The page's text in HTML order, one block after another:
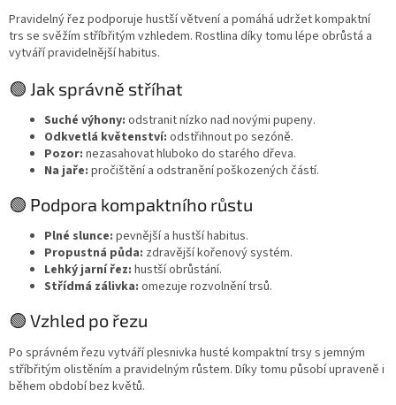
Pravidelný řez podporuje hustší větvení a pomáhá udržet kompaktní
trs se svěžím stříbřitým vzhledem. Rostlina díky tomu lépe obrůstá a
vytváří pravidelnější habitus.
🟢 Jak správně stříhat
Suché výhony: odstranit nízko nad novými pupeny.
Odkvetlá květenství: odstřihnout po sezóně.
Pozor: nezasahovat hluboko do starého dřeva.
Na jaře: pročištění a odstranění poškozených částí.
🟢 Podpora kompaktního růstu
Plné slunce: pevnější a hustší habitus.
Propustná půda: zdravější kořenový systém.
Lehký jarní řez: hustší obrůstání.
Střídmá zálivka: omezuje rozvolnění trsů.
🟢 Vzhled po řezu
Po správném řezu vytváří plesnivka husté kompaktní trsy s jemným
stříbřitým olistěním a pravidelným růstem. Díky tomu působí upraveně i
během období bez květů.